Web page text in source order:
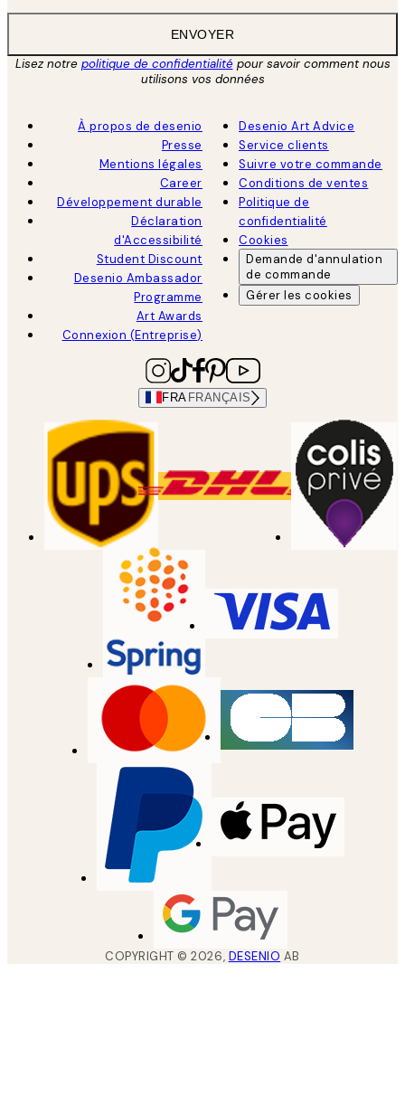
ENVOYER
Lisez notre politique de confidentialitépour savoir comment nous
utilisons vos données
À propos de desenio
Presse
Mentions légales
Career
Développement durable
Déclaration
d'Accessibilité
Student Discount
Desenio Ambassador
Programme
Art Awards
Connexion (Entreprise)
Desenio Art Advice
Service clients
Suivre votre commande
Conditions de ventes
Politique de
confidentialité
Cookies
Demande d'annulation
de commande
Gérer les cookies
FRA FRANÇAIS
COPYRIGHT ©2026, DESENIO AB